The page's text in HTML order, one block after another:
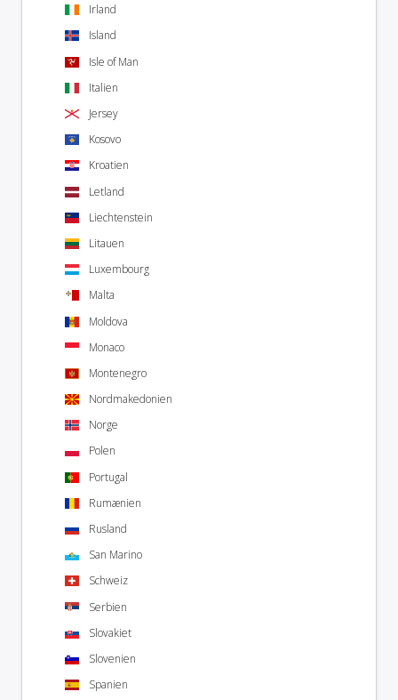
Irland
Island
Isle of Man
Italien
Jersey
Kosovo
Kroatien
Letland
Liechtenstein
Litauen
Luxembourg
Malta
Moldova
Monaco
Montenegro
Nordmakedonien
Norge
Polen
Portugal
Rumænien
Rusland
San Marino
Schweiz
Serbien
Slovakiet
Slovenien
Spanien